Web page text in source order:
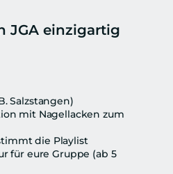
JGA einzigartig
Salzstangen)
mit Nagellacken zum
die Playlist
für eure Gruppe (ab 5